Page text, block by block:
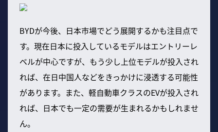
BYDが今後、日本市場でどう展開するかも注目点で
す。現在日本に投入しているモデルはエントリーレ
ベルが中心ですが、もう少し上位モデルが投入され
れば、在日中国人などをきっかけに浸透する可能性
があります。また、軽自動車クラスのEVが投入され
れば、日本でも一定の需要が生まれるかもしれませ
ん。